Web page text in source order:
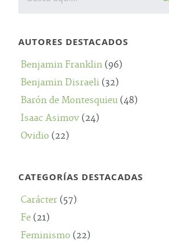
AUTORES DESTACADOS
Benjamin Franklin (96)
Benjamin Disraeli (32)
Barón de Montesquieu (48)
Isaac Asimov (24)
Ovidio (22)
CATEGORÍAS DESTACADAS
Carácter (57)
Fe (21)
Feminismo (22)